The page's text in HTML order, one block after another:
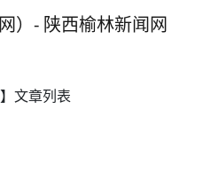
文章列表